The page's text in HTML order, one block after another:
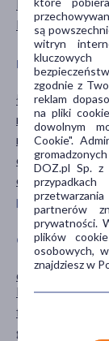
Kosmetyk
DZIAŁANIE/
łagodzące
natłuszczające
nawilżające
ochronne
odżywcze
pokaż więcej ...
GŁÓWNY
dekspantenol
B5)
gliceryna
są
witryn
zgodnie z
reklam
na pliki
dowolnym
Cookie".
DOZ.pl Sp.
partnerów
prywatności.
plików
osobowych,
znajdziesz w